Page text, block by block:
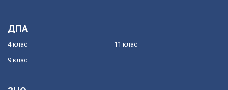
ДПА
4 клас
9 клас
11 клас